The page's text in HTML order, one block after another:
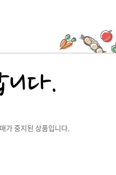
가 중지된 상품입니다.